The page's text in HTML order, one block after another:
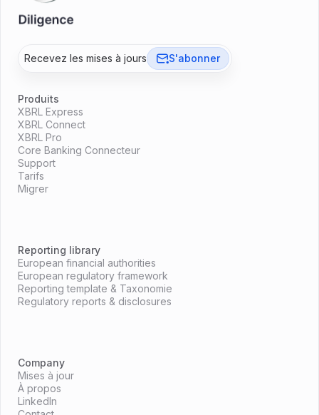
Recevez les mises à jours S'abonner
Produits
XBRL Express
XBRL Connect
XBRL Pro
Core Banking Connecteur
Support
Tarifs
Migrer
Reporting library
European financial authorities
European regulatory framework
Reporting template & Taxonomie
Regulatory reports & disclosures
Company
Mises à jour
À propos
LinkedIn